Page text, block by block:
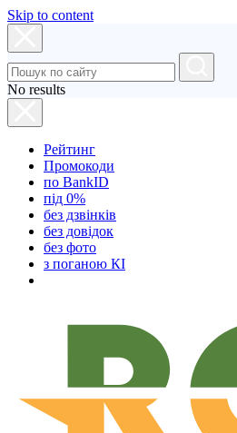
Skip to content
No results
Рейтинг
Промокоди
по BankID
під 0%
без дзвінків
без довідок
без фото
з поганою КІ